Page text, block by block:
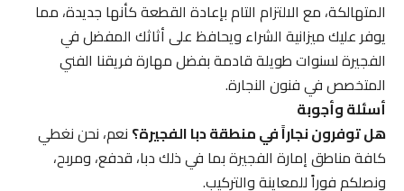
المتهالكة، مع الالتزام التام بإعادة القطعة كأنها جديدة، مما
يوفر عليك ميزانية الشراء ويحافظ على أثاثك المفضل في
الفجيرة لسنوات طويلة قادمة بفضل مهارة فريقنا الفني
المتخصص في فنون النجارة.
أسئلة وأجوبة
هل توفرون نجاراً في منطقة دبا الفجيرة؟نعم، نحن نغطي
كافة مناطق إمارة الفجيرة بما في ذلك دبا، قدفع، ومربح،
ونصلكم فوراً للمعاينة والتركيب.